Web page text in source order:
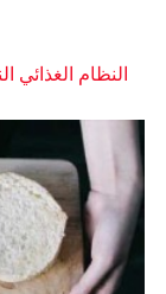
النظام